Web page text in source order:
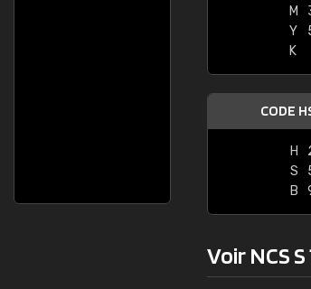
M
Y
K
CODE
H
S
B
Voir NCS